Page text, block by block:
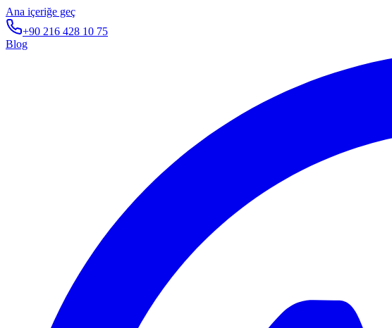
Ana içeriğe geç
+90 216 428 10 75
Blog